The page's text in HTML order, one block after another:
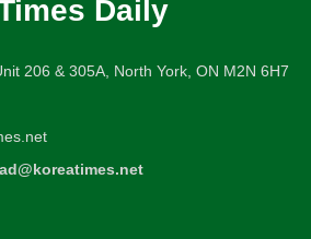
Daily
206 & 305A, North York, ON M2N 6H7
ad@koreatimes.net